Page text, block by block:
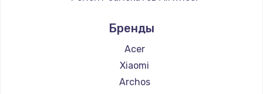
Ремонт самокатов Hunter
Ремонт самокатов Shorner
Ремонт самокатов Joyor
Ремонт самокатов Minimotors
Бренды
Acer
Xiaomi
Archos